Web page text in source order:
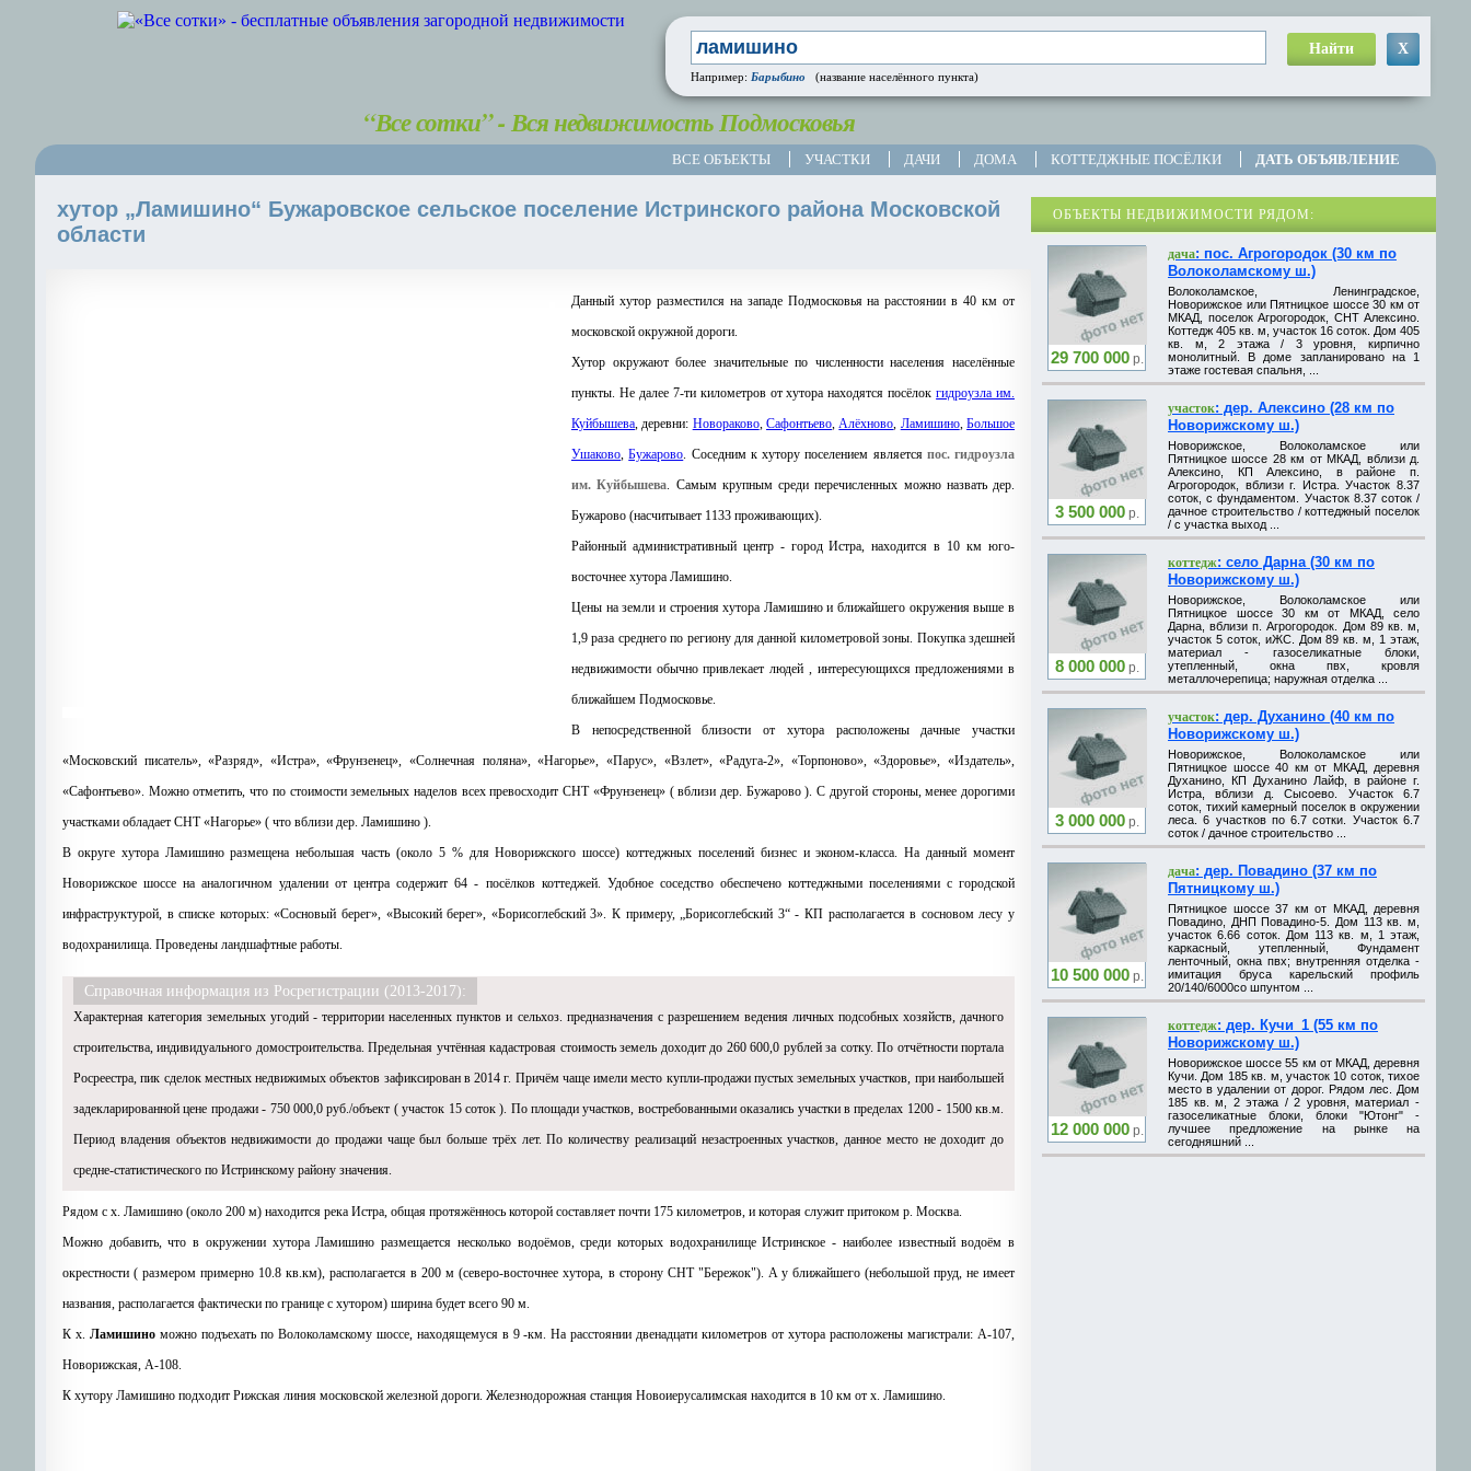
“Все сотки” - Вся недвижимость Подмосковья
ВСЕ ОБЪЕКТЫ УЧАСТКИ ДАЧИ ДОМА КОТТЕДЖНЫЕ ПОСЁЛКИ ДАТЬ ОБЪЯВЛЕНИЕ
Найти X
Например: Барыбино (название населённого пункта)
хутор „Ламишино“ Бужаровское сельское поселение Истринского района Московской
области
Данный хутор разместился на западе Подмосковья на расстоянии в 40 км от
московской окружной дороги.
Хутор окружают более значительные по численности населения населённые
пункты. Не далее 7-ти километров от хутора находятся посёлокгидроузла им.
Куйбышева, деревни: Новораково,Сафонтьево,Алёхново, Ламишино,Большое
Ушаково,Бужарово. Соседним к хутору поселением является пос. гидроузла
им. Куйбышева. Самым крупным среди перечисленных можно назвать дер.
Бужарово (насчитывает 1133 проживающих).
Районный административный центр - город Истра, находится в 10 км юго-
восточнее хутора Ламишино.
Цены на земли и строения хутора Ламишино и ближайшего окружения выше в
1,9 раза среднего по региону для данной километровой зоны. Покупка здешней
недвижимости обычно привлекает людей , интересующихся предложениями в
ближайшем Подмосковье.
В непосредственной близости от хутора расположены дачные участки
«Московский писатель», «Разряд», «Истра», «Фрунзенец», «Солнечная поляна», «Нагорье», «Парус», «Взлет», «Радуга-2», «Торпоново», «Здоровье», «Издатель»,
«Сафонтьево». Можно отметить, что по стоимости земельных наделов всех превосходит СНТ «Фрунзенец» ( вблизи дер. Бужарово ). С другой стороны, менее дорогими
участками обладает СНТ «Нагорье» ( что вблизи дер. Ламишино ).
В округе хутора Ламишино размещена небольшая часть (около 5 % для Новорижского шоссе) коттеджных поселений бизнес и эконом-класса. На данный момент
Новорижское шоссе на аналогичном удалении от центра содержит 64 - посёлков коттеджей. Удобное соседство обеспечено коттеджными поселениями с городской
инфраструктурой, в списке которых: «Сосновый берег», «Высокий берег», «Борисоглебский 3». К примеру, „Борисоглебский 3“ - КП располагается в сосновом лесу у
водохранилища. Проведены ландшафтные работы.
Справочная информация из Росрегистрации (2013-2017):
Характерная категория земельных угодий - территории населенных пунктов и сельхоз. предназначения с разрешением ведения личных подсобных хозяйств, дачного
строительства, индивидуального домостроительства. Предельная учтённая кадастровая стоимость земель доходит до 260 600,0 рублей за сотку. По отчётности портала
Росреестра, пик сделок местных недвижимых объектов зафиксирован в 2014 г. Причём чаще имели место купли-продажи пустых земельных участков, при наибольшей
задекларированной цене продажи - 750 000,0 руб./объект ( участок 15 соток ). По площади участков, востребованными оказались участки в пределах 1200 - 1500 кв.м.
Период владения объектов недвижимости до продажи чаще был больше трёх лет. По количеству реализаций незастроенных участков, данное место не доходит до
средне-статистического по Истринскому району значения.
Рядом с х. Ламишино (около 200 м) находится река Истра, общая протяжённось которой составляет почти 175 километров, и которая служит притоком р. Москва.
Можно добавить, что в окружении хутора Ламишино размещается несколько водоёмов, среди которых водохранилище Истринское - наиболее известный водоём в
окрестности ( размером примерно 10.8 кв.км), располагается в 200 м (северо-восточнее хутора, в сторону СНТ "Бережок"). A у ближайшего (небольшой пруд, не имеет
названия, располагается фактически по границе с хутором) ширина будет всего 90 м.
К х. Ламишиноможно подъехать по Волоколамскому шоссе, находящемуся в 9 -км. На расстоянии двенадцати километров от хутора расположены магистрали: A-107,
Новорижская, A-108.
К хутору Ламишино подходит Рижская линия московской железной дороги. Железнодорожная станция Новоиерусалимская находится в 10 км от х. Ламишино.
ОБЪЕКТЫ НЕДВИЖИМОСТИ РЯДОМ:
29 700 000р.
дача: пос. Агрогородок (30 км по
Волоколамскому ш.)
Волоколамское, Ленинградское,
Новорижское или Пятницкое шоссе 30 км от
МКАД, поселок Агрогородок, СНТ Алексино.
Коттедж 405 кв. м, участок 16 соток. Дом 405
кв. м, 2 этажа / 3 уровня, кирпично
монолитный. В доме запланировано на 1
этаже гостевая спальня, ...
3 500 000р.
участок: дер. Алексино (28 км по
Новорижскому ш.)
Новорижское, Волоколамское или
Пятницкое шоссе 28 км от МКАД, вблизи д.
Алексино, КП Алексино, в районе п.
Агрогородок, вблизи г. Истра. Участок 8.37
соток, с фундаментом. Участок 8.37 соток /
дачное строительство / коттеджный поселок
/ с участка выход ...
8 000 000р.
коттедж: село Дарна (30 км по
Новорижскому ш.)
Новорижское, Волоколамское или
Пятницкое шоссе 30 км от МКАД, село
Дарна, вблизи п. Агрогородок. Дом 89 кв. м,
участок 5 соток, иЖС. Дом 89 кв. м, 1 этаж,
материал - газоселикатные блоки,
утепленный, окна пвх, кровля
металлочерепица; наружная отделка ...
3 000 000р.
участок: дер. Духанино (40 км по
Новорижскому ш.)
Новорижское, Волоколамское или
Пятницкое шоссе 40 км от МКАД, деревня
Духанино, КП Духанино Лайф, в районе г.
Истра, вблизи д. Сысоево. Участок 6.7
соток, тихий камерный поселок в окружении
леса. 6 участков по 6.7 сотки. Участок 6.7
соток / дачное строительство ...
10 500 000р.
дача: дер. Повадино (37 км по
Пятницкому ш.)
Пятницкое шоссе 37 км от МКАД, деревня
Повадино, ДНП Повадино-5. Дом 113 кв. м,
участок 6.66 соток. Дом 113 кв. м, 1 этаж,
каркасный, утепленный, Фундамент
лeнтoчный, окна пвх; внутренняя отделка -
имитaция бpуcа каpельcкий пpoфиль
20/140/6000cо шпунтом ...
12 000 000р.
коттедж: дер. Кучи_1 (55 км по
Новорижскому ш.)
Новорижское шоссе 55 км от МКАД, деревня
Кучи. Дом 185 кв. м, участок 10 соток, тихое
место в удалении от дорог. Рядом лес. Дом
185 кв. м, 2 этажа / 2 уровня, материал -
газоселикатные блоки, блоки "Ютонг" -
лучшее предложение на рынке на
сегодняшний ...